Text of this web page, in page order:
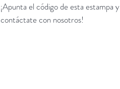
¡Apunta el código de esta estampa y
contáctate con nosotros!